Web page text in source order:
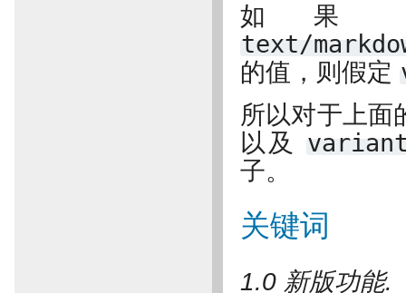
如
text/
的值，则假定
所以对于上
以及
子。
关键词
1.0 新版功能.